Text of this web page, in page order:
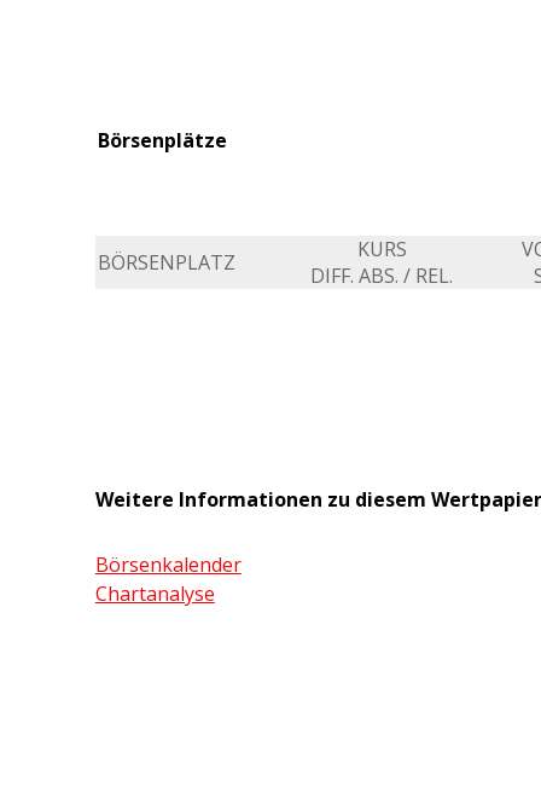
Börsenplätze
BÖRSENPLATZ
KURS
DIFF. ABS. / REL.
Weitere Informationen zu diesem Wertpapier
Börsenkalender
Chartanalyse